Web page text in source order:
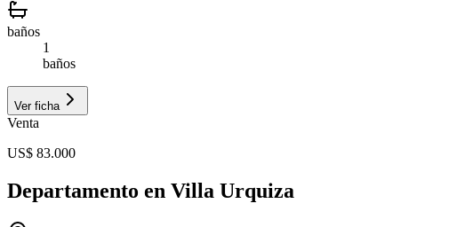
baños
1
baños
Ver ficha
Venta
US$ 83.000
Departamento en Villa Urquiza